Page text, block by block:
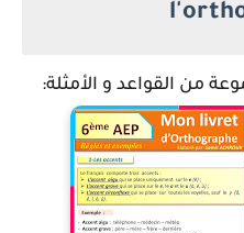
من القواعد و الأمثلة: